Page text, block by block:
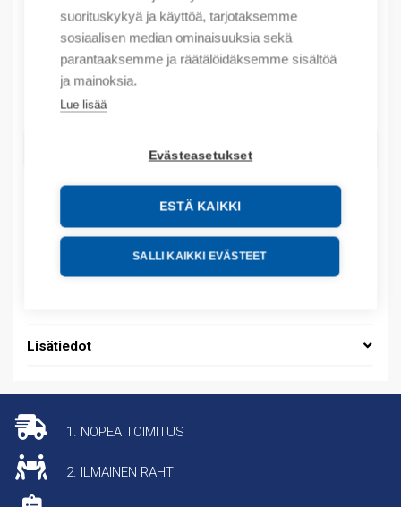
suorituskykyä ja käyttöä, tarjotaksemme
sosiaalisen median ominaisuuksia sekä
parantaaksemme ja räätälöidäksemme sisältöä
ja mainoksia.
Lue lisää
Evästeasetukset
ESTÄ KAIKKI
SALLI KAIKKI EVÄSTEET
Myyntierä sis. 1 kpl
Määrä
Määrä
LISÄÄ OSTOSKORIIN
Tuotekoodit
Tilauskoodi: 5402804O
Lisätiedot
1. NOPEA TOIMITUS
2. ILMAINEN RAHTI